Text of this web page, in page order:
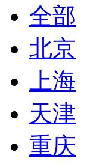
全部
北京
上海
天津
重庆